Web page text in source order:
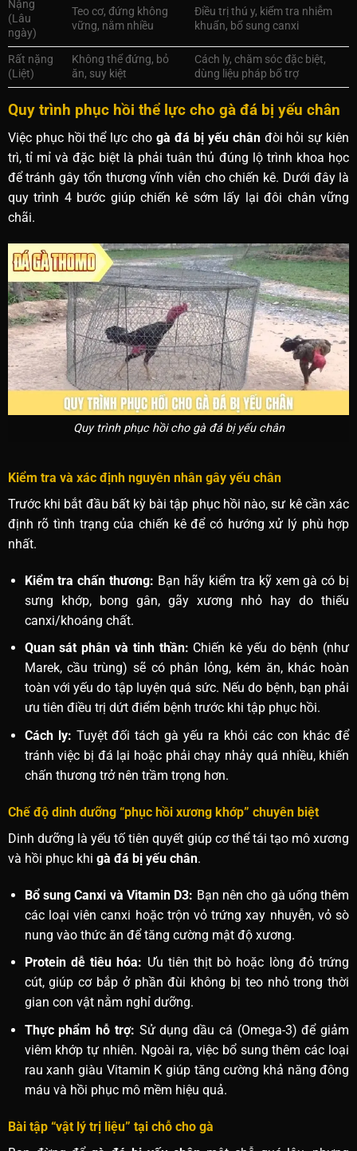
Nặng
(Lâu
ngày)
Teo cơ, đứng không
vững, nằm nhiều
Điều trị thú y, kiểm tra nhiễm
khuẩn, bổ sung canxi
Rất nặng
(Liệt)
Không thể đứng, bỏ
ăn, suy kiệt
Cách ly, chăm sóc đặc biệt,
dùng liệu pháp bổ trợ
Quy trình phục hồi thể lực cho gà đá bị yếu chân
Việc phục hồi thể lực chogà đá bị yếu chânđòi hỏi sự kiên
trì, tỉ mỉ và đặc biệt là phải tuân thủ đúng lộ trình khoa học
để tránh gây tổn thương vĩnh viễn cho chiến kê. Dưới đây là
quy trình 4 bước giúp chiến kê sớm lấy lại đôi chân vững
chãi.
Quy trình phục hồi cho gà đá bị yếu chân
Kiểm tra và xác định nguyên nhân gây yếu chân
Trước khi bắt đầu bất kỳ bài tập phục hồi nào, sư kê cần xác
định rõ tình trạng của chiến kê để có hướng xử lý phù hợp
nhất.
Kiểm tra chấn thương: Bạn hãy kiểm tra kỹ xem gà có bị
sưng khớp, bong gân, gãy xương nhỏ hay do thiếu
canxi/khoáng chất.
Quan sát phân và tinh thần: Chiến kê yếu do bệnh (như
Marek, cầu trùng) sẽ có phân lỏng, kém ăn, khác hoàn
toàn với yếu do tập luyện quá sức. Nếu do bệnh, bạn phải
ưu tiên điều trị dứt điểm bệnh trước khi tập phục hồi.
Cách ly: Tuyệt đối tách gà yếu ra khỏi các con khác để
tránh việc bị đá lại hoặc phải chạy nhảy quá nhiều, khiến
chấn thương trở nên trầm trọng hơn.
Chế độ dinh dưỡng “phục hồi xương khớp” chuyên biệt
Dinh dưỡng là yếu tố tiên quyết giúp cơ thể tái tạo mô xương
và hồi phục khi gà đá bị yếu chân.
Bổ sung Canxi và Vitamin D3: Bạn nên cho gà uống thêm
các loại viên canxi hoặc trộn vỏ trứng xay nhuyễn, vỏ sò
nung vào thức ăn để tăng cường mật độ xương.
Protein dễ tiêu hóa: Ưu tiên thịt bò hoặc lòng đỏ trứng
cút, giúp cơ bắp ở phần đùi không bị teo nhỏ trong thời
gian con vật nằm nghỉ dưỡng.
Thực phẩm hỗ trợ: Sử dụng dầu cá (Omega-3) để giảm
viêm khớp tự nhiên. Ngoài ra, việc bổ sung thêm các loại
rau xanh giàu Vitamin K giúp tăng cường khả năng đông
máu và hồi phục mô mềm hiệu quả.
Bài tập “vật lý trị liệu” tại chỗ cho gà